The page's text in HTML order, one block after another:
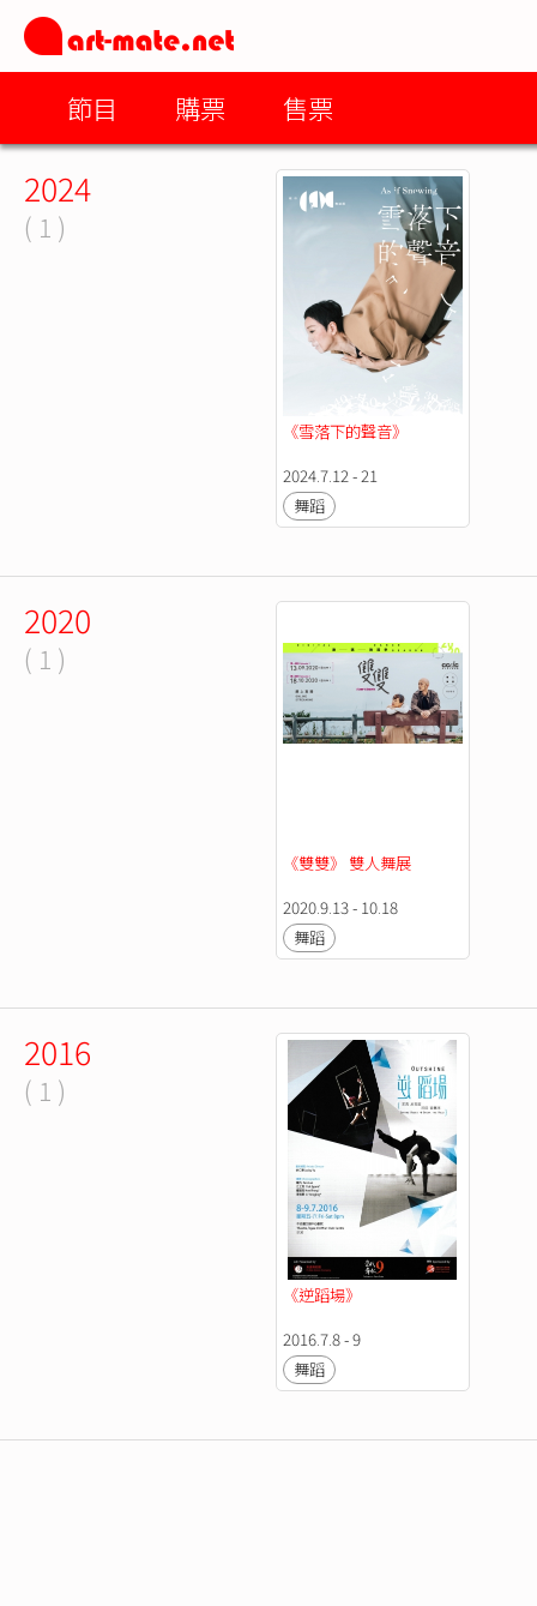
節目 購票 售票
2024
( 1 )
《雪落下的聲音》
2024.7.12 - 21
舞蹈
2020
( 1 )
《雙雙》 雙人舞展
2020.9.13 - 10.18
舞蹈
2016
( 1 )
《逆蹈場》
2016.7.8 - 9
舞蹈